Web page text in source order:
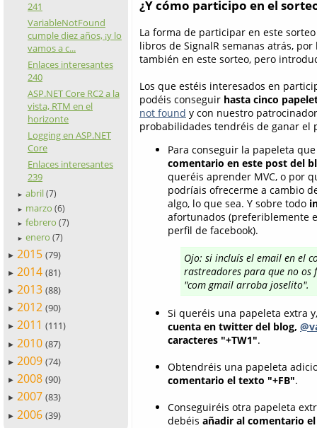
241
VariableNotFound
cumple diez años, ¡y lo
vamos a c...
Enlaces interesantes
240
ASP.NET Core RC2 a la
vista, RTM en el
horizonte
Logging en ASP.NET
Core
Enlaces interesantes
239
► abril (7)
► marzo (6)
► febrero (7)
► enero (7)
► 2015 (79)
► 2014 (81)
► 2013 (88)
► 2012 (90)
► 2011 (111)
► 2010 (87)
► 2009 (74)
► 2008 (90)
► 2007 (83)
► 2006 (39)
¿Y cómo participo en el
La forma de participar en este
libros de SignalR semanas atrás,
también en este sorteo, pero
Los que estéis interesados en
podéis conseguir hasta cinco
not found y con nuestro
probabilidades tendréis de ganar el
Para conseguir la papeleta
comentario en este post del
queréis aprender MVC, o por
podríais ofrecerme a cambio
algo, lo que sea. Y sobre todo
afortunados (preferiblemente
perfil de facebook).
Ojo: si incluís el email en el
rastreadores para que no os
"com gmail arroba joselito".
Si queréis una papeleta extra
cuenta en twitter del blog,
caracteres "+TW1".
Obtendréis una papeleta
comentario el texto "+FB".
Conseguiréis otra papeleta
debéis añadir al comentario